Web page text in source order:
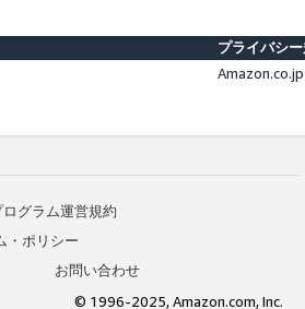
プライバシ
グラム運営規約
・ポリシー
お問い合わせ
© 1996-2025, Amazon.com, Inc.